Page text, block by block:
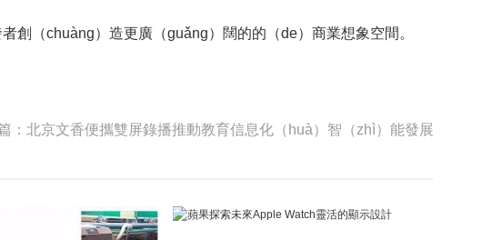
創（chuàng）造更廣（guǎng）闊的的（de）商業想象空間。
：北京文香便攜雙屏錄播推動教育信息化（huà）智（zhì）能發展